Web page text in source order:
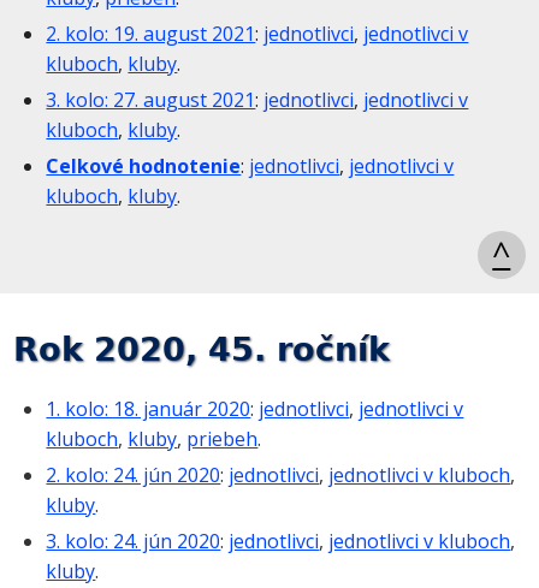
2. kolo: 19. august 2021: jednotlivci, jednotlivci v
kluboch, kluby.
3. kolo: 27. august 2021: jednotlivci, jednotlivci v
kluboch, kluby.
Celkové hodnotenie: jednotlivci, jednotlivci v
kluboch, kluby.
^
Rok 2020, 45. ročník
1. kolo: 18. január 2020: jednotlivci, jednotlivci v
kluboch, kluby, priebeh.
2. kolo: 24. jún 2020: jednotlivci, jednotlivci v kluboch,
kluby.
3. kolo: 24. jún 2020: jednotlivci, jednotlivci v kluboch,
kluby.